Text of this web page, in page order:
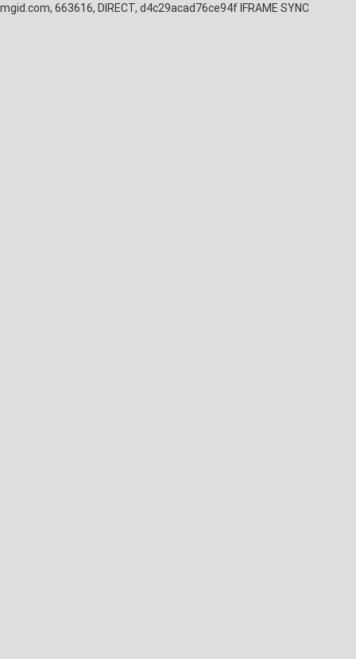
mgid.com, 663616, DIRECT, d4c29acad76ce94f IFRAME SYNC